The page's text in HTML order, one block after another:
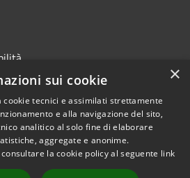
Copyright © 2026 • Comune di
Calcio • Powered by
Municipium•Accesso
redazione
×
sui cookie
cookie tecnici e assimilati strettamente
e alla navigazione del sito,
analitico al solo fine di elaborare
aggregate e anonime.
la cookie policy al seguente link